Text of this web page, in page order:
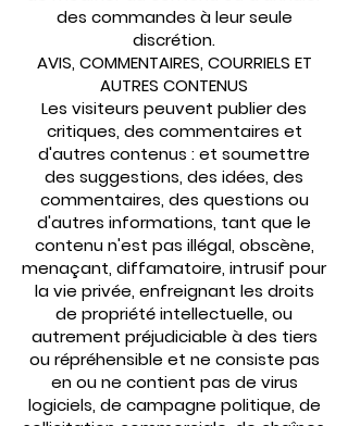
des commandes à leur seule
discrétion.
AVIS, COMMENTAIRES, COURRIELS ET
AUTRES CONTENUS
Les visiteurs peuvent publier des
critiques, des commentaires et
d'autres contenus : et soumettre
des suggestions, des idées, des
commentaires, des questions ou
d'autres informations, tant que le
contenu n'est pas illégal, obscène,
menaçant, diffamatoire, intrusif pour
la vie privée, enfreignant les droits
de propriété intellectuelle, ou
autrement préjudiciable à des tiers
ou répréhensible et ne consiste pas
en ou ne contient pas de virus
logiciels, de campagne politique, de